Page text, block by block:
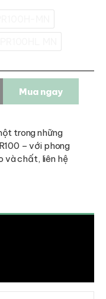
Mua ngay
trong những
– với phong
và chất, liên hệ